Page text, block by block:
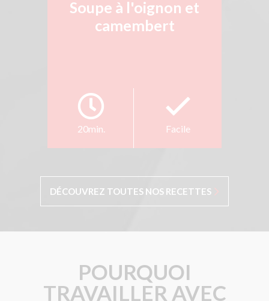
Soupe à l'oignon et
camembert
20min. Facile
DÉCOUVREZ TOUTES NOS RECETTES
POURQUOI
TRAVAILLER AVEC